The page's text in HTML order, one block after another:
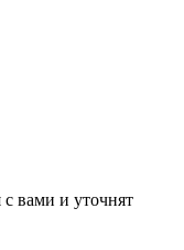
вами и уточнят